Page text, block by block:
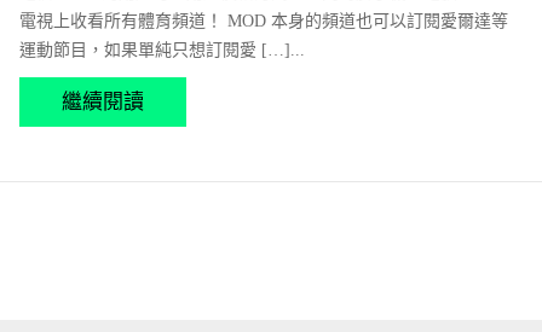
電視上收看所有體育頻道！ MOD 本身的頻道也可以訂閱愛爾達等
運動節目，如果單純只想訂閱愛 […]...
繼續閱讀